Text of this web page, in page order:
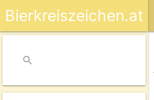
Bierkreiszeichen.at
search